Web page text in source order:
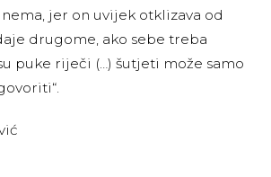
jer on uvijek otklizava od
drugome, ako sebe treba
puke riječi (…) šutjeti može samo